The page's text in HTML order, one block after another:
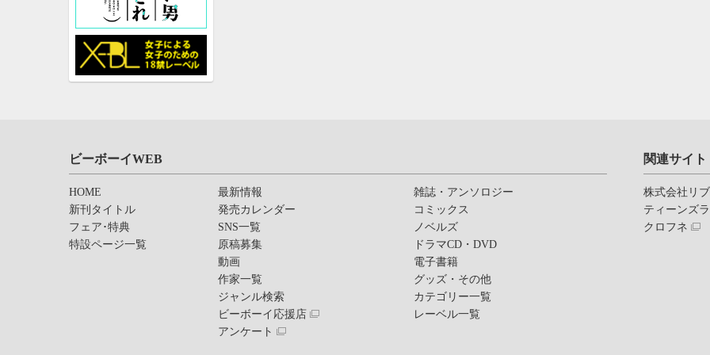
ビーボーイWEB
HOME
新刊タイトル
フェア･特典
特設ページ一覧
最新情報
発売カレンダー
SNS一覧
原稿募集
動画
作家一覧
ジャンル検索
ビーボーイ応援店
アンケート
雑誌・アンソロジー
コミックス
ノベルズ
ドラマCD・DVD
電子書籍
グッズ・その他
カテゴリー一覧
レーベル一覧
関連サイト
株式会社リ
ティーンズ
クロフネ